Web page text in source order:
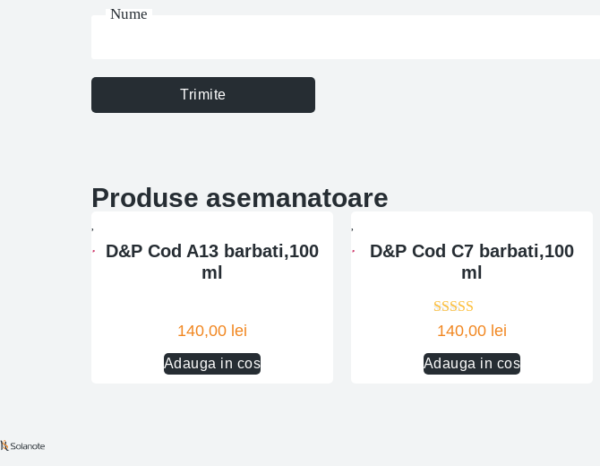
Nume
Trimite
Produse asemanatoare
D&P Cod A13 barbati,100
ml
140,00 lei
Adauga in cos
D&P Cod C7 barbati,100
ml
140,00 lei
Adauga in cos
Evaluat la
din 5